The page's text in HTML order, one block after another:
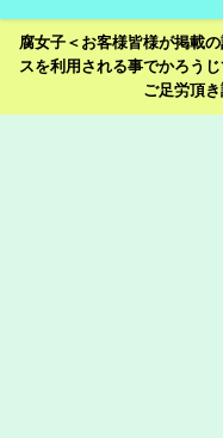
腐女子＜お客様皆様が掲載
スを利用される事でかろう
ご足労頂き